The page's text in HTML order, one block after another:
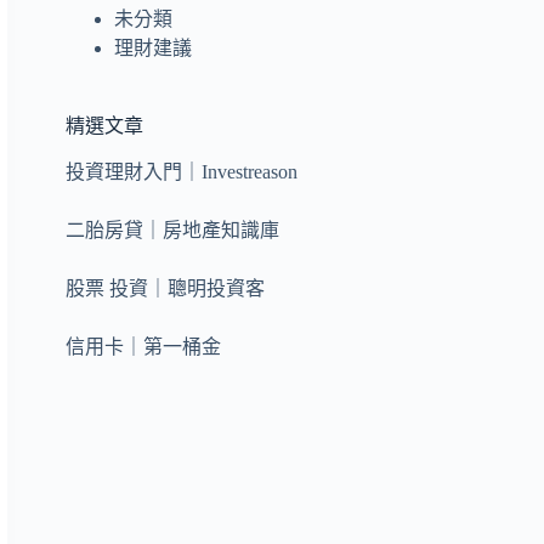
未分類
理財建議
精選文章
投資理財入門｜Investreason
二胎房貸｜房地產知識庫
股票 投資｜聰明投資客
信用卡｜第一桶金